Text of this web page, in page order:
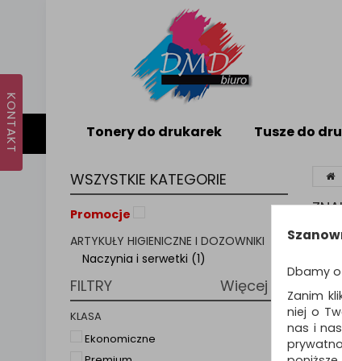
Tonery do drukarek Tusze do
WSZYSTKIE KATEGORIE
Promocje
ARTYKUŁY HIGIENICZNE I DOZOWNIKI
Naczynia i serwetki (1)
FILTRY Więcej
KLASA
Ekonomiczne
Dbamy
Zanim
niej o
nas i